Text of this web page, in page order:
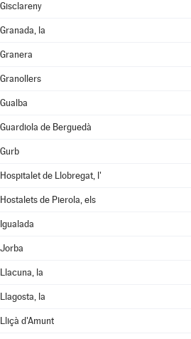
Gisclareny
Granada, la
Granera
Granollers
Gualba
Guardiola de Berguedà
Gurb
Hospitalet de Llobregat, l'
Hostalets de Pierola, els
Igualada
Jorba
Llacuna, la
Llagosta, la
Lliçà d'Amunt